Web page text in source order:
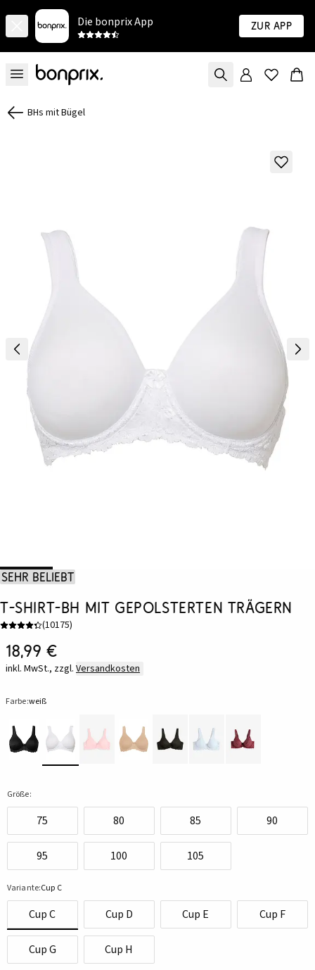
Die bonprix App Zur App
BHs mit Bügel
Sehr beliebt
T-Shirt-BH mit gepolsterten Trägern
(10175)
18,99 €
inkl. MwSt., zzgl. Versandkosten
Farbe:weiß
Größe:
75 80 85 90
95 100 105
Variante:Cup C
Cup C Cup D Cup E Cup F
Cup G Cup H